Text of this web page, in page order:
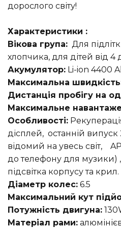
дорослого світу!
Характеристики :
Вікова група: Для
хлопчика, для дітей від 4
Акумулятор: Li-ion 4400
Максимальна
Дистанція пробігу на
Максимальне
Особливості:
дісплей, останній
відомий на увесь світ,
до телефону для музики)
підсвітка корпусу та крил.
Діаметр колес: 6.5
Максимальний кут
Потужність двигуна:
Матеріал рами: